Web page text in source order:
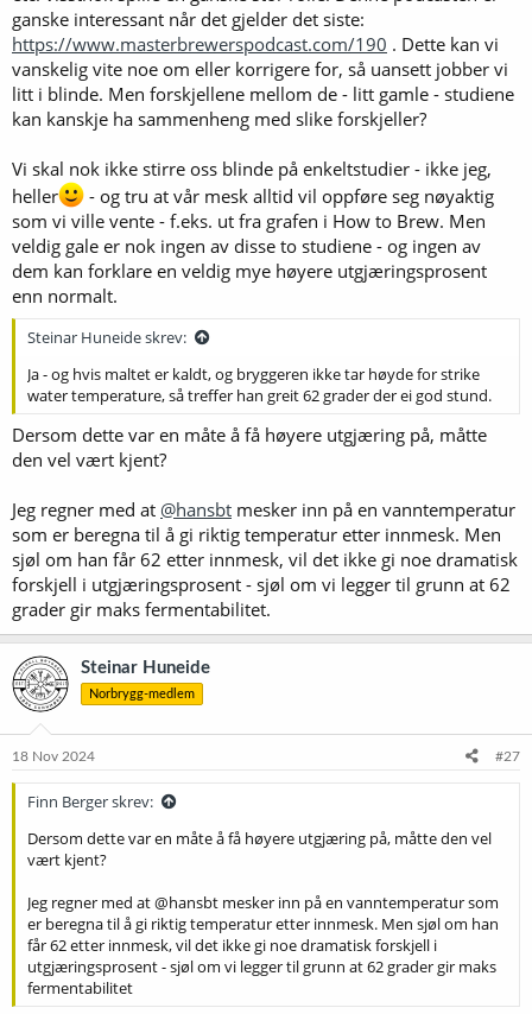
ganske interessant når det gjelder det siste:
https://www.masterbrewerspodcast.com/190 . Dette kan vi
vanskelig vite noe om eller korrigere for, så uansett jobber vi
litt i blinde. Men forskjellene mellom de - litt gamle - studiene
kan kanskje ha sammenheng med slike forskjeller?
Vi skal nok ikke stirre oss blinde på enkeltstudier - ikke jeg,
heller
- og tru at vår mesk alltid vil oppføre seg nøyaktig
som vi ville vente - f.eks. ut fra grafen i How to Brew. Men
veldig gale er nok ingen av disse to studiene - og ingen av
dem kan forklare en veldig mye høyere utgjæringsprosent
enn normalt.
Steinar Huneide skrev:
Ja - og hvis maltet er kaldt, og bryggeren ikke tar høyde for strike
water temperature, så treffer han greit 62 grader der ei god stund.
Dersom dette var en måte å få høyere utgjæring på, måtte
den vel vært kjent?
Jeg regner med at @hansbt mesker inn på en vanntemperatur
som er beregna til å gi riktig temperatur etter innmesk. Men
sjøl om han får 62 etter innmesk, vil det ikke gi noe dramatisk
forskjell i utgjæringsprosent - sjøl om vi legger til grunn at 62
grader gir maks fermentabilitet.
Steinar Huneide
Norbrygg-medlem
18 Nov 2024 #27
Finn Berger skrev:
Dersom dette var en måte å få høyere utgjæring på, måtte den vel
vært kjent?
Jeg regner med at @hansbt mesker inn på en vanntemperatur som
er beregna til å gi riktig temperatur etter innmesk. Men sjøl om han
får 62 etter innmesk, vil det ikke gi noe dramatisk forskjell i
utgjæringsprosent - sjøl om vi legger til grunn at 62 grader gir maks
fermentabilitet